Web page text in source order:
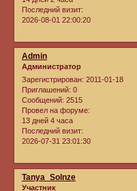
Последний визит:
2026-08-01 22:00:20
Admin
Администратор
Зарегистрирован: 2011-01-18
Приглашений: 0
Сообщений: 2515
Провел на форуме:
13 дней 4 часа
Последний визит:
2026-07-31 23:01:30
Tanya_Solnze
Участник